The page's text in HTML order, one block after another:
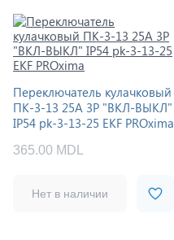
Переключатель кулачковый
ПК-3-13 25А 3P "ВКЛ-ВЫКЛ"
IP54 pk-3-13-25 EKF PROxima
365.00 MDL
Нет в наличии